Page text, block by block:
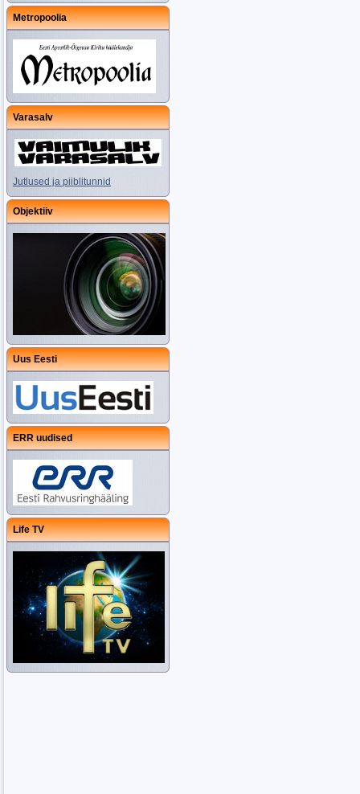
Metropoolia
Varasalv
Jutlused ja piiblitunnid
Objektiiv
Uus Eesti
ERR uudised
Life TV